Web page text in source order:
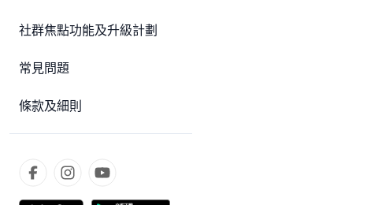
社群焦點功能及升級計劃
常見問題
條款及細則